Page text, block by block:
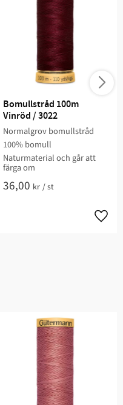
Bomullstråd 100m
Vinröd / 3022
Normalgrov bomullstråd
100% bomull
Naturmaterial och går att
färga om
36,00 kr /st